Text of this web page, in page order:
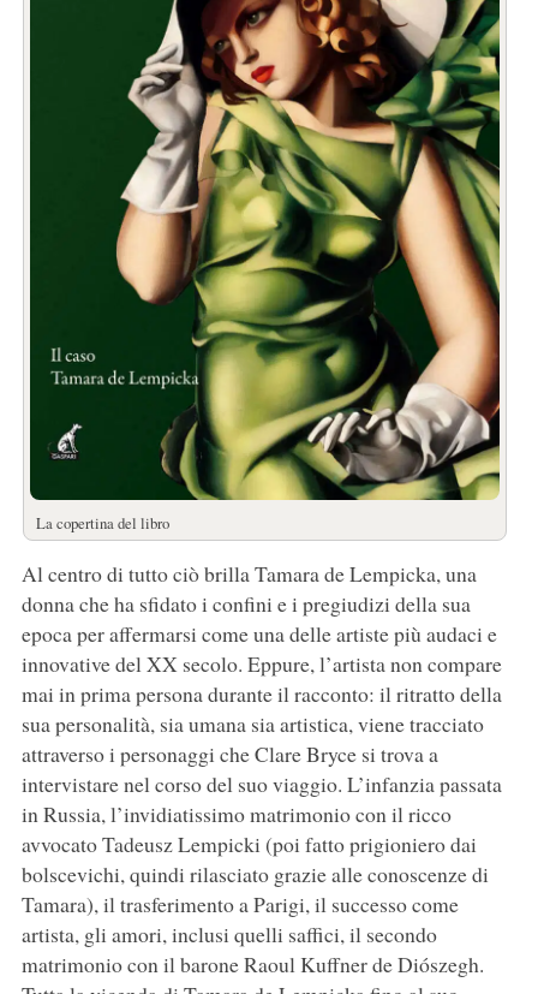
La copertina del libro
Al centro di tutto ciò brilla Tamara de Lempicka, una
donna che ha sfidato i confini e i pregiudizi della sua
epoca per affermarsi come una delle artiste più audaci e
innovative del XX secolo. Eppure, l’artista non compare
mai in prima persona durante il racconto: il ritratto della
sua personalità, sia umana sia artistica, viene tracciato
attraverso i personaggi che Clare Bryce si trova a
intervistare nel corso del suo viaggio. L’infanzia passata
in Russia, l’invidiatissimo matrimonio con il ricco
avvocato Tadeusz Lempicki (poi fatto prigioniero dai
bolscevichi, quindi rilasciato grazie alle conoscenze di
Tamara), il trasferimento a Parigi, il successo come
artista, gli amori, inclusi quelli saffici, il secondo
matrimonio con il barone Raoul Kuffner de Diószegh.